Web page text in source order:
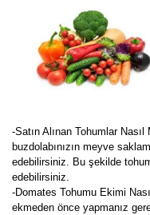
-Satın Alınan Tohumlar
buzdolabınızın meyve
edebilirsiniz. Bu şekilde
edebilirsiniz.
-Domates Tohumu Ekimi
ekmeden önce yapmanız